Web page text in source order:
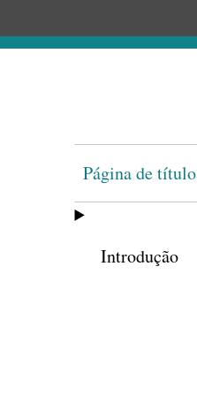
Página de título
Introdução